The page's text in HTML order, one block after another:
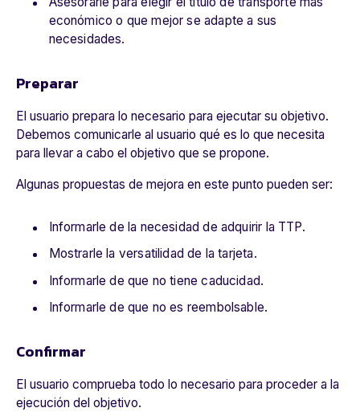
económico o que mejor se adapte a sus
necesidades.
Preparar
El usuario prepara lo necesario para ejecutar su objetivo.
Debemos comunicarle al usuario qué es lo que necesita
para llevar a cabo el objetivo que se propone.
Algunas propuestas de mejora en este punto pueden ser:
Informarle de la necesidad de adquirir la TTP.
Mostrarle la versatilidad de la tarjeta.
Informarle de que no tiene caducidad.
Informarle de que no es reembolsable.
Confirmar
El usuario comprueba todo lo necesario para proceder a la
ejecución del objetivo.